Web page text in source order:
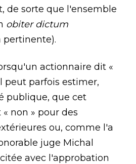
de sorte que l'ensemble
obiter dictum
pertinente).
actionnaire dit «
peut parfois estimer,
publique, que cet
non » pour des
ou, comme l'a
juge Michal
avec l'approbation